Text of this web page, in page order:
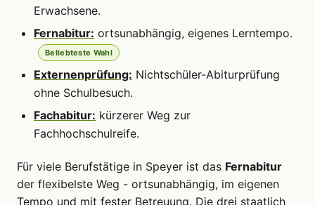
Erwachsene.
Fernabitur: ortsunabhängig, eigenes Lerntempo.
Beliebteste Wahl
Externenprüfung: Nichtschüler-Abiturprüfung
ohne Schulbesuch.
Fachabitur: kürzerer Weg zur
Fachhochschulreife.
Für viele Berufstätige in Speyer ist das Fernabitur
der flexibelste Weg - ortsunabhängig, im eigenen
Tempo und mit fester Betreuung. Die drei staatlich